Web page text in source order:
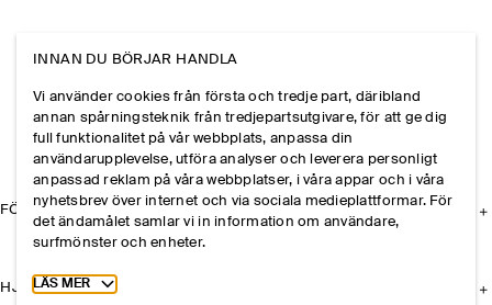
FÖRETAGET
HJÄLP
INNAN DU BÖRJAR HANDLA
Vi använder cookies från första och tredje part, däribland
annan spårningsteknik från tredjepartsutgivare, för att ge dig
full funktionalitet på vår webbplats, anpassa din
användarupplevelse, utföra analyser och leverera personligt
anpassad reklam på våra webbplatser, i våra appar och i våra
nyhetsbrev över internet och via sociala medieplattformar. För
det ändamålet samlar vi in information om användare,
surfmönster och enheter.
Toggle more cookie information
LÄS MER